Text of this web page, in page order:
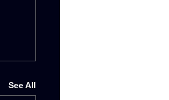
See All